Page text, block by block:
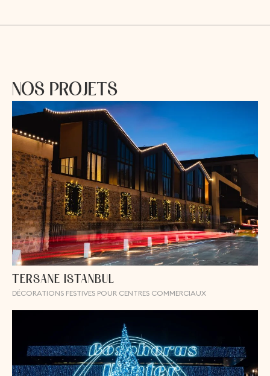
NOS PROJETS
TERSANE ISTANBUL
DÉCORATIONS FESTIVES POUR CENTRES COMMERCIAUX